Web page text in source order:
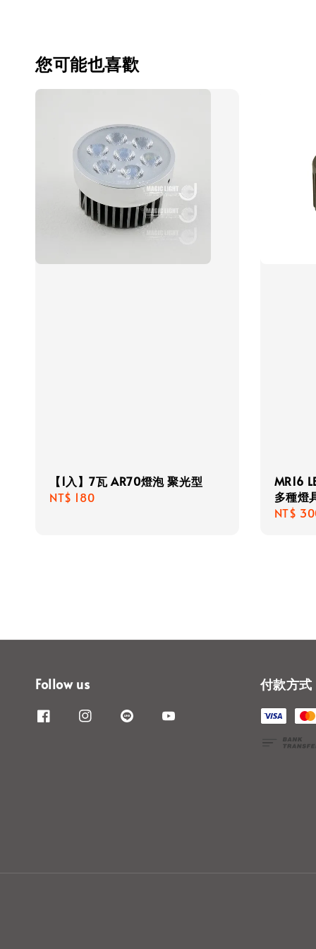
您可能也喜歡
【1入】7瓦 AR70燈泡 聚光型
Regular
NT$ 180
MR16
多種燈
NT$
Follow us 付款方式